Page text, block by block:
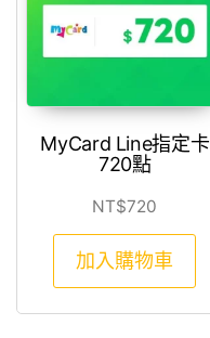
MyCard Line指定卡
720點
NT$720
加入購物車